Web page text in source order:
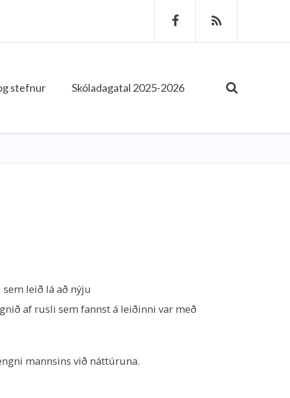
stefnur Skóladagatal 2025-2026
leið lá að nýju
af rusli sem fannst á leiðinni var með
mannsins við náttúruna.